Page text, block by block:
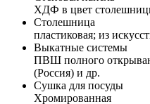
ХДФ в цвет
Столешница
пластиковая; из
Выкатные системы
ПВШ полного
(Россия) и др.
Сушка для посуды
Хромированная